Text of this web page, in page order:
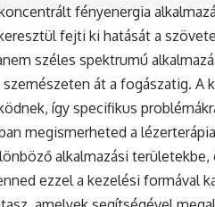
fényenergia
fejti ki hatását a
széles spektrumú
át a fogászatig. A
így specifikus
megismerheted a
alkalmazási területekbe,
ezzel a kezelési formával